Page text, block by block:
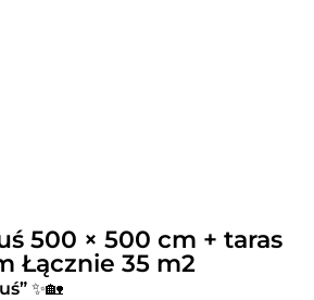
500 × 500 cm + taras
Łącznie 35 m2
✨🏡